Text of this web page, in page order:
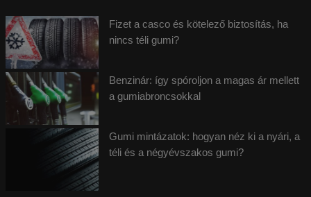
Fizet a casco és kötelező biztosítás, ha
nincs téli gumi?
Benzinár: így spóroljon a magas ár mellett
a gumiabroncsokkal
Gumi mintázatok: hogyan néz ki a nyári, a
téli és a négyévszakos gumi?